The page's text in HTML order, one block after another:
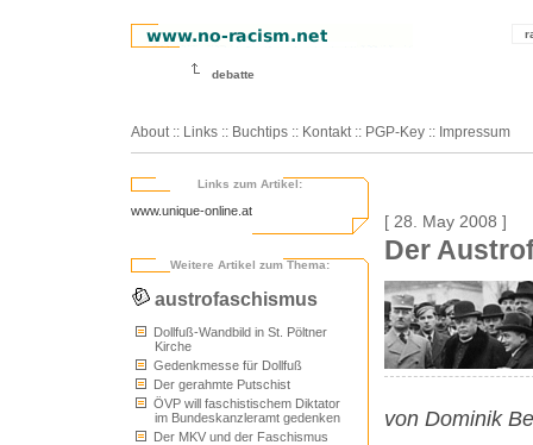
debatte
About :: Links :: Buchtips :: Kontakt :: PGP-Key :: Impressum
Links zum Artikel:
www.unique-online.at
Weitere Artikel zum Thema:
austrofaschismus
Dollfuß-Wandbild in St. Pöltner
Kirche
Gedenkmesse für Dollfuß
Der gerahmte Putschist
ÖVP will faschistischem Diktator
im Bundeskanzleramt gedenken
Der MKV und der Faschismus
[ 28. May 2008 ]
Der
von Dominik